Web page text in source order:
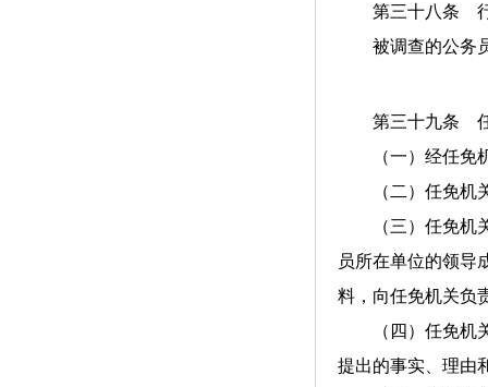
第三十八条 行政
被调查的公务员
第三十九条 任免
（一）经任免机
（二）任免机关
（三）任免机关
员所在单位的领导
料，向任免机关负
（四）任免机关
提出的事实、理由